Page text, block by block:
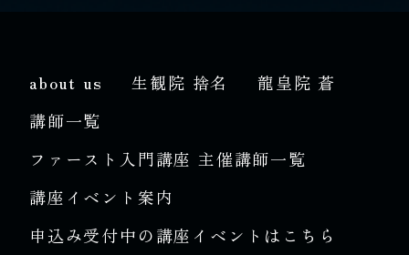
about us 生観院 捨名
龍皇院 蒼
講師一覧
ファースト入門講座 主催講師一覧
講座イベント案内
申込み受付中の講座イベントはこちら